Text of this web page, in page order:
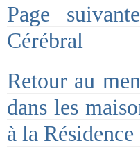
Page
Cérébral
Retour au
dans les
à la